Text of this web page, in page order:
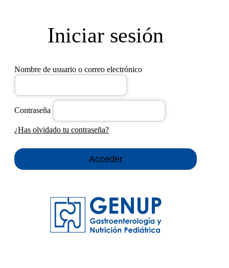
Iniciar sesión
Nombre de usuario o correo electrónico
Contraseña
¿Has olvidado tu contraseña?
Acceder